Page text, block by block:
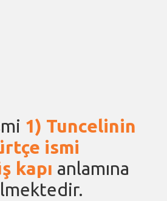
1) Tuncelinin
ismi
kapı anlamına